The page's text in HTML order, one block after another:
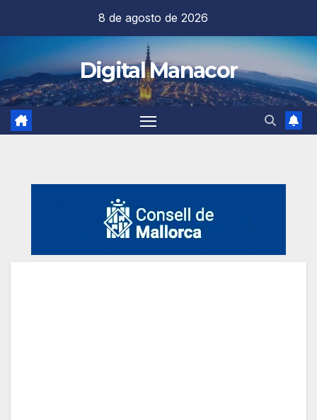
contenido
8 de agosto de 2026
Digital Manacor